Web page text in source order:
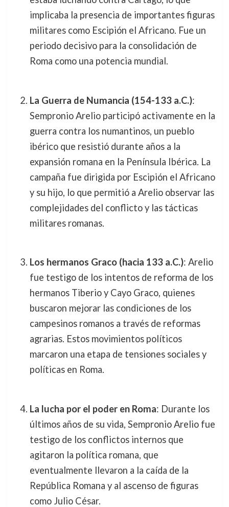
implicaba la presencia de importantes figuras
militares como Escipión el Africano. Fue un
periodo decisivo para la consolidación de
Roma como una potencia mundial.
La Guerra de Numancia (154-133 a.C.):
Sempronio Arelio participó activamente en la
guerra contra los numantinos, un pueblo
ibérico que resistió durante años a la
expansión romana en la Península Ibérica. La
campaña fue dirigida por Escipión el Africano
y su hijo, lo que permitió a Arelio observar las
complejidades del conflicto y las tácticas
militares romanas.
Los hermanos Graco (hacia 133 a.C.): Arelio
fue testigo de los intentos de reforma de los
hermanos Tiberio y Cayo Graco, quienes
buscaron mejorar las condiciones de los
campesinos romanos a través de reformas
agrarias. Estos movimientos políticos
marcaron una etapa de tensiones sociales y
políticas en Roma.
La lucha por el poder en Roma: Durante los
últimos años de su vida, Sempronio Arelio fue
testigo de los conflictos internos que
agitaron la política romana, que
eventualmente llevaron a la caída de la
República Romana y al ascenso de figuras
como Julio César.